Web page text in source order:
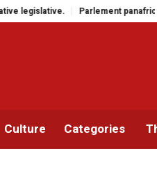
panafricain : à Johannesburg,
Culture Categories